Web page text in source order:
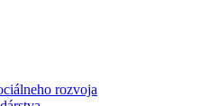
rozvoja